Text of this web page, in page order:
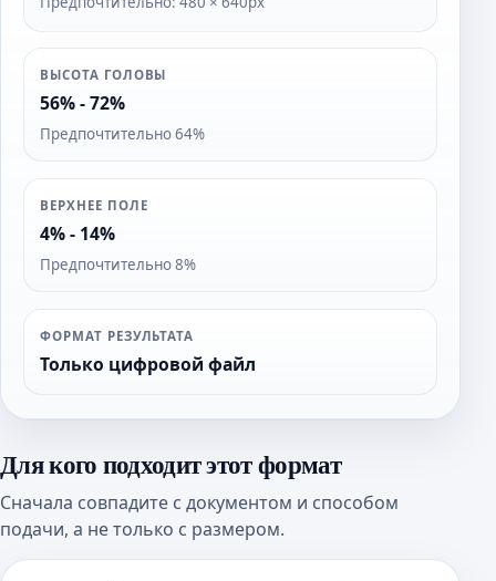
ВЫСОТА ГОЛОВЫ
56% - 72%
Предпочтительно 64%
ВЕРХНЕЕ ПОЛЕ
4% - 14%
Предпочтительно 8%
ФОРМАТ РЕЗУЛЬТАТА
Только цифровой файл
Для кого подходит этот формат
Сначала совпадите с документом и способом
подачи, а не только с размером.